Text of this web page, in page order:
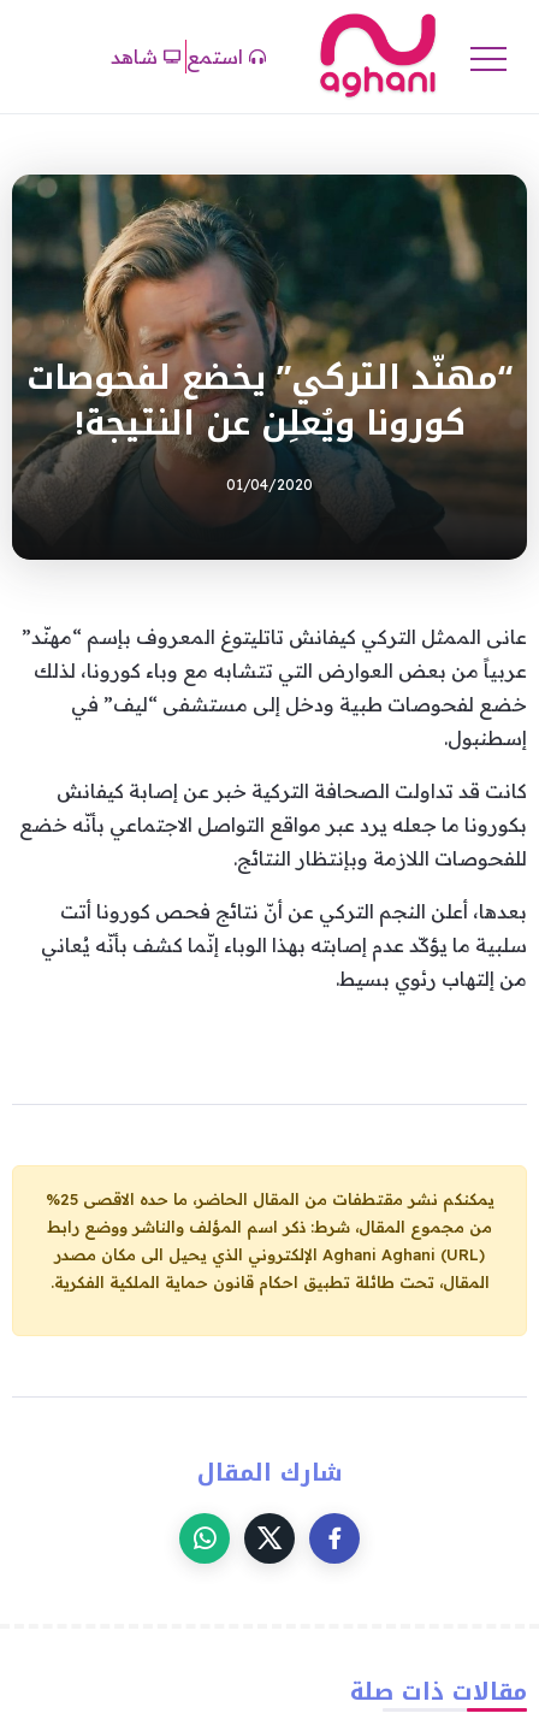
استمع شاهد
“مهنّد التركي” يخضع لفحوصات
كورونا ويُعلِن عن النتيجة!
01/04/2020
عانى الممثل التركي كيفانش تاتليتوغ المعروف بإسم “مهنّد”
عربياً من بعض العوارض التي تتشابه مع وباء كورونا، لذلك
خضع لفحوصات طبية ودخل إلى مستشفى “ليف” في
إسطنبول.
كانت قد تداولت الصحافة التركية خبر عن إصابة كيفانش
بكورونا ما جعله يرد عبر مواقع التواصل الاجتماعي بأنّه خضع
للفحوصات اللازمة وبإنتظار النتائج.
بعدها، أعلن النجم التركي عن أنّ نتائج فحص كورونا أتت
سلبية ما يؤكّد عدم إصابته بهذا الوباء إنّما كشف بأنّه يُعاني
من إلتهاب رئوي بسيط.
يمكنكم نشر مقتطفات من المقال الحاضر، ما حده الاقصى 25%
من مجموع المقال، شرط: ذكر اسم المؤلف والناشر ووضع رابط
Aghani Aghani (URL) الإلكتروني الذي يحيل الى مكان مصدر
المقال، تحت طائلة تطبيق احكام قانون حماية الملكية الفكرية.
شارك المقال
مقالات ذات صلة